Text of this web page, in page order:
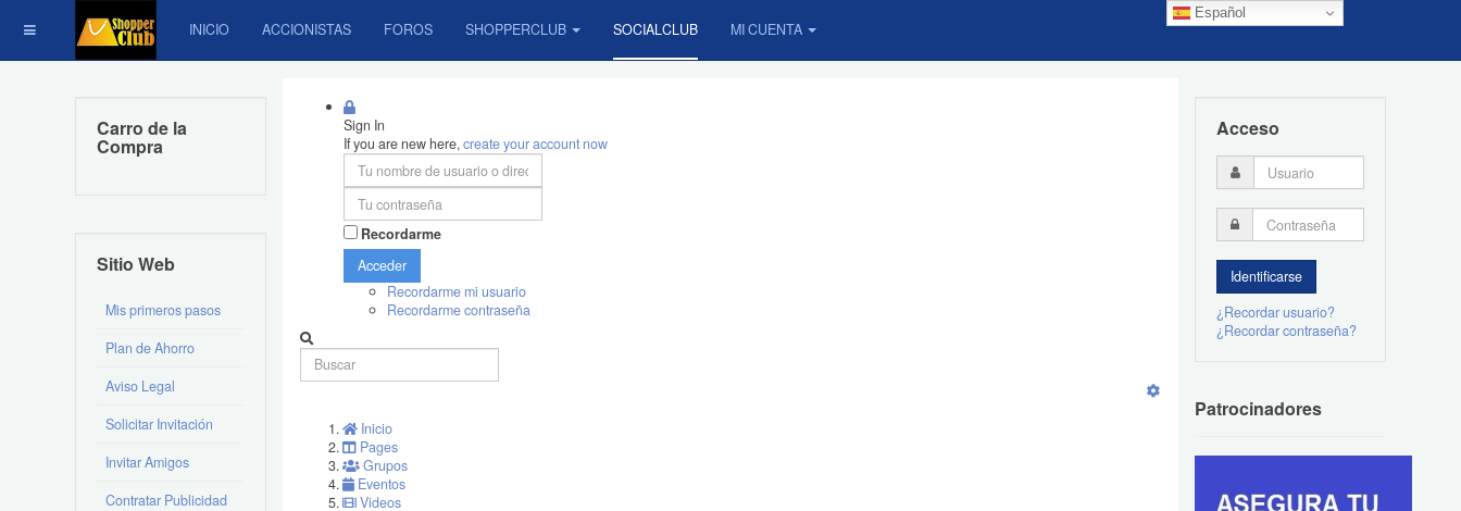
Español
INICIO ACCIONISTAS FOROS SHOPPERCLUB SOCIALCLUB MI CUENTA
Sign In
If you are new here,create your account now
Recordarme
Acceder
Recordarme mi usuario
Recordarme contraseña
Inicio
Pages
Grupos
Eventos
Videos
Carro de la
Compra
Sitio Web
Mis primeros pasos
Plan de Ahorro
Aviso Legal
Solicitar Invitación
Invitar Amigos
Contratar Publicidad
Acceso
¿Recordar usuario?
¿Recordar contraseña?
Patrocinadores